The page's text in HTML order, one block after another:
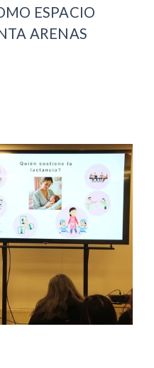
ESPACIO
ARENAS